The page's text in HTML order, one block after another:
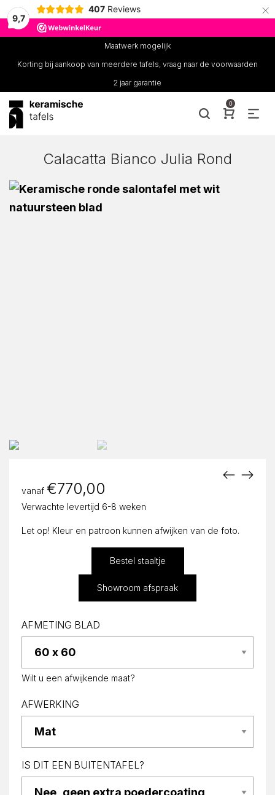
9,7
407 Reviews ×
Maatwerk mogelijk
Korting bij aankoop van meerdere tafels, vraag naar de voorwaarden
2 jaar garantie
0
Calacatta Bianco Julia Rond
vanaf €770,00
Verwachte levertijd 6-8 weken
Let op! Kleur en patroon kunnen afwijken van de foto.
Bestel staaltje
Showroom afspraak
AFMETING BLAD
Wilt u een afwijkende maat?
AFWERKING
IS DIT EEN BUITENTAFEL?